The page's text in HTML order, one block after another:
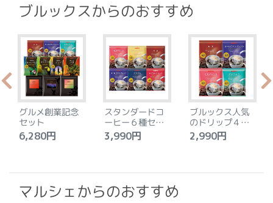
ブルックスからのおすすめ
グルメ創業記念
セット
6,280円
スタンダードコ
ーヒー６種セッ
ト
3,990円
ブルックス人気
のドリップ４種
セット
2,990円
マルシェからのおすすめ